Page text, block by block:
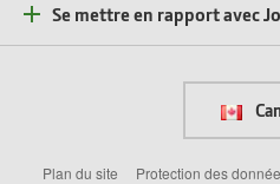
Se mettre en rapport avec
Plan du site Protection des